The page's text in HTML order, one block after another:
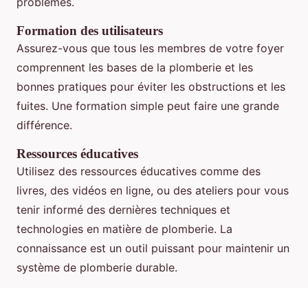
Formation des utilisateurs
Assurez-vous que tous les membres de votre foyer
comprennent les bases de la plomberie et les
bonnes pratiques pour éviter les obstructions et les
fuites. Une formation simple peut faire une grande
différence.
Ressources éducatives
Utilisez des ressources éducatives comme des
livres, des vidéos en ligne, ou des ateliers pour vous
tenir informé des dernières techniques et
technologies en matière de plomberie. La
connaissance est un outil puissant pour maintenir un
système de plomberie durable.